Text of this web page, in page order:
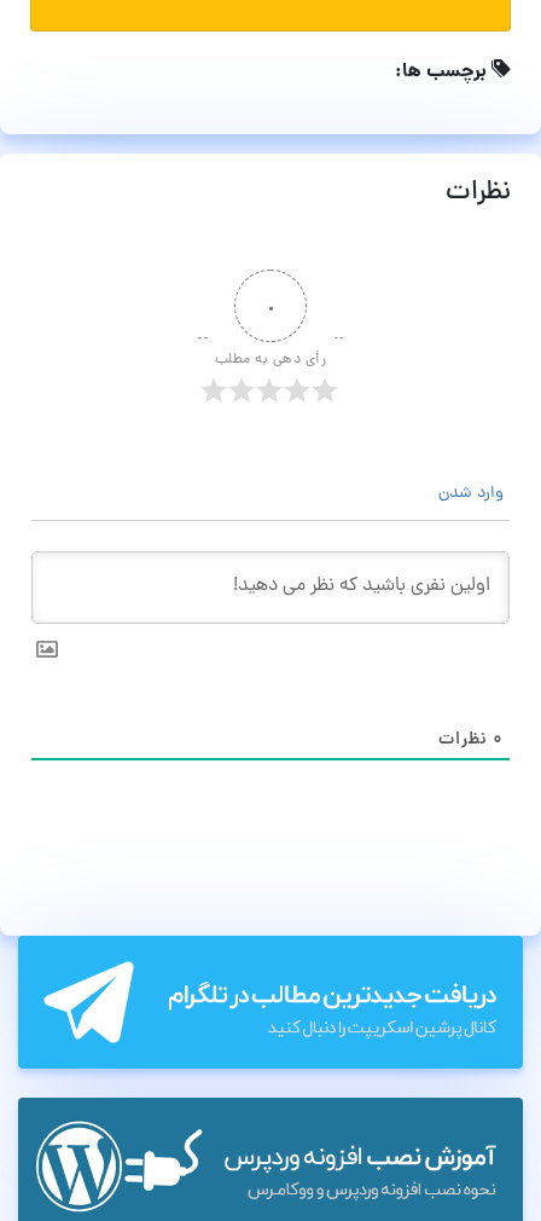
برچسب ها:
نظرات
۰
رأی دهی به مطلب
وارد شدن
۰ نظرات